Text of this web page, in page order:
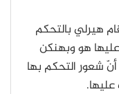
هيرلي بالتحكم
هو وبهنكن
شعور التحكم بها
عليها.